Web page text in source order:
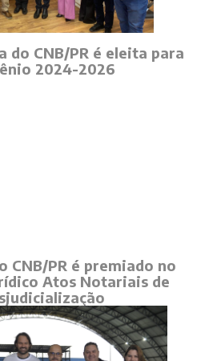
do CNB/PR é eleita para
2024-2026
CNB/PR é premiado no
Atos Notariais de